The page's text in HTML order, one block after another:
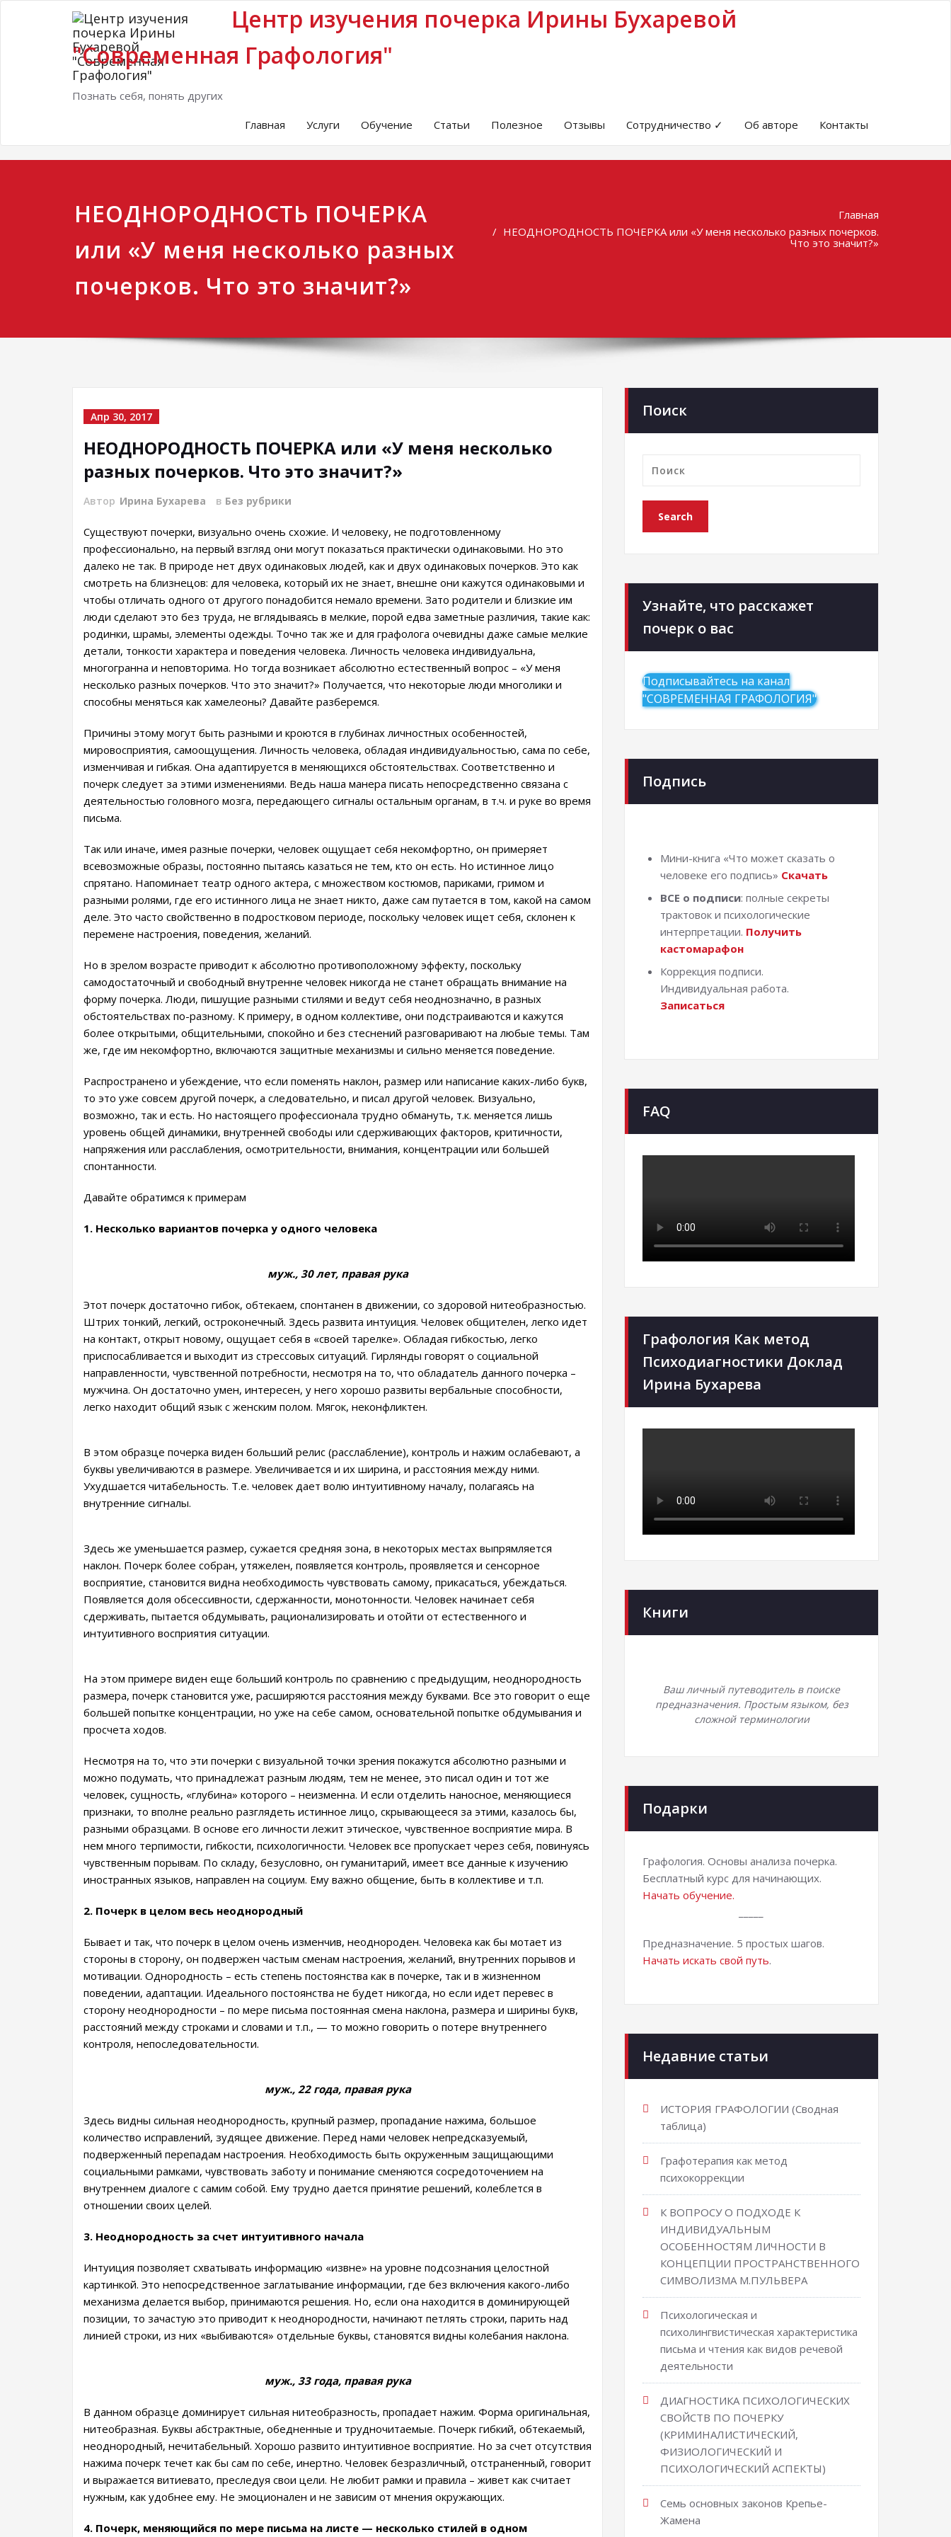
Центр изучения почерка Ирины Бухаревой
"Современная Графология"
Познать себя, понять других
Главная Услуги Обучение Статьи Полезное Отзывы Сотрудничество ✓ Об авторе Контакты
НЕОДНОРОДНОСТЬ ПОЧЕРКА
или «У меня несколько разных
почерков. Что это значит?»
Главная
НЕОДНОРОДНОСТЬ ПОЧЕРКА или «У меня несколько разных почерков.
Что это значит?»
Апр 30, 2017
НЕОДНОРОДНОСТЬ ПОЧЕРКА или «У меня несколько
разных почерков. Что это значит?»
Автор Ирина Бухарева в Без рубрики
Существуют почерки, визуально очень схожие. И человеку, не подготовленному
профессионально, на первый взгляд они могут показаться практически одинаковыми. Но это
далеко не так. В природе нет двух одинаковых людей, как и двух одинаковых почерков. Это как
смотреть на близнецов: для человека, который их не знает, внешне они кажутся одинаковыми и
чтобы отличать одного от другого понадобится немало времени. Зато родители и близкие им
люди сделают это без труда, не вглядываясь в мелкие, порой едва заметные различия, такие как:
родинки, шрамы, элементы одежды. Точно так же и для графолога очевидны даже самые мелкие
детали, тонкости характера и поведения человека. Личность человека индивидуальна,
многогранна и неповторима. Но тогда возникает абсолютно естественный вопрос – «У меня
несколько разных почерков. Что это значит?» Получается, что некоторые люди многолики и
способны меняться как хамелеоны? Давайте разберемся.
Причины этому могут быть разными и кроются в глубинах личностных особенностей,
мировосприятия, самоощущения. Личность человека, обладая индивидуальностью, сама по себе,
изменчивая и гибкая. Она адаптируется в меняющихся обстоятельствах. Соответственно и
почерк следует за этими изменениями. Ведь наша манера писать непосредственно связана с
деятельностью головного мозга, передающего сигналы остальным органам, в т.ч. и руке во время
письма.
Так или иначе, имея разные почерки, человек ощущает себя некомфортно, он примеряет
всевозможные образы, постоянно пытаясь казаться не тем, кто он есть. Но истинное лицо
спрятано. Напоминает театр одного актера, с множеством костюмов, париками, гримом и
разными ролями, где его истинного лица не знает никто, даже сам путается в том, какой на самом
деле. Это часто свойственно в подростковом периоде, поскольку человек ищет себя, склонен к
перемене настроения, поведения, желаний.
Но в зрелом возрасте приводит к абсолютно противоположному эффекту, поскольку
самодостаточный и свободный внутренне человек никогда не станет обращать внимание на
форму почерка. Люди, пишущие разными стилями и ведут себя неоднозначно, в разных
обстоятельствах по-разному. К примеру, в одном коллективе, они подстраиваются и кажутся
более открытыми, общительными, спокойно и без стеснений разговаривают на любые темы. Там
же, где им некомфортно, включаются защитные механизмы и сильно меняется поведение.
Распространено и убеждение, что если поменять наклон, размер или написание каких-либо букв,
то это уже совсем другой почерк, а следовательно, и писал другой человек. Визуально,
возможно, так и есть. Но настоящего профессионала трудно обмануть, т.к. меняется лишь
уровень общей динамики, внутренней свободы или сдерживающих факторов, критичности,
напряжения или расслабления, осмотрительности, внимания, концентрации или большей
спонтанности.
Давайте обратимся к примерам
1. Несколько вариантов почерка у одного человека
муж., 30 лет, правая рука
Этот почерк достаточно гибок, обтекаем, спонтанен в движении, со здоровой нитеобразностью.
Штрих тонкий, легкий, остроконечный. Здесь развита интуиция. Человек общителен, легко идет
на контакт, открыт новому, ощущает себя в «своей тарелке». Обладая гибкостью, легко
приспосабливается и выходит из стрессовых ситуаций. Гирлянды говорят о социальной
направленности, чувственной потребности, несмотря на то, что обладатель данного почерка –
мужчина. Он достаточно умен, интересен, у него хорошо развиты вербальные способности,
легко находит общий язык с женским полом. Мягок, неконфликтен.
В этом образце почерка виден больший релис (расслабление), контроль и нажим ослабевают, а
буквы увеличиваются в размере. Увеличивается и их ширина, и расстояния между ними.
Ухудшается читабельность. Т.е. человек дает волю интуитивному началу, полагаясь на
внутренние сигналы.
Здесь же уменьшается размер, сужается средняя зона, в некоторых местах выпрямляется
наклон. Почерк более собран, утяжелен, появляется контроль, проявляется и сенсорное
восприятие, становится видна необходимость чувствовать самому, прикасаться, убеждаться.
Появляется доля обсессивности, сдержанности, монотонности. Человек начинает себя
сдерживать, пытается обдумывать, рационализировать и отойти от естественного и
интуитивного восприятия ситуации.
На этом примере виден еще больший контроль по сравнению с предыдущим, неоднородность
размера, почерк становится уже, расширяются расстояния между буквами. Все это говорит о еще
большей попытке концентрации, но уже на себе самом, основательной попытке обдумывания и
просчета ходов.
Несмотря на то, что эти почерки с визуальной точки зрения покажутся абсолютно разными и
можно подумать, что принадлежат разным людям, тем не менее, это писал один и тот же
человек, сущность, «глубина» которого – неизменна. И если отделить наносное, меняющиеся
признаки, то вполне реально разглядеть истинное лицо, скрывающееся за этими, казалось бы,
разными образцами. В основе его личности лежит этическое, чувственное восприятие мира. В
нем много терпимости, гибкости, психологичности. Человек все пропускает через себя, повинуясь
чувственным порывам. По складу, безусловно, он гуманитарий, имеет все данные к изучению
иностранных языков, направлен на социум. Ему важно общение, быть в коллективе и т.п.
2. Почерк в целом весь неоднородный
Бывает и так, что почерк в целом очень изменчив, неоднороден. Человека как бы мотает из
стороны в сторону, он подвержен частым сменам настроения, желаний, внутренних порывов и
мотивации. Однородность – есть степень постоянства как в почерке, так и в жизненном
поведении, адаптации. Идеального постоянства не будет никогда, но если идет перевес в
сторону неоднородности – по мере письма постоянная смена наклона, размера и ширины букв,
расстояний между строками и словами и т.п., — то можно говорить о потере внутреннего
контроля, непоследовательности.
муж., 22 года, правая рука
Здесь видны сильная неоднородность, крупный размер, пропадание нажима, большое
количество исправлений, зудящее движение. Перед нами человек непредсказуемый,
подверженный перепадам настроения. Необходимость быть окруженным защищающими
социальными рамками, чувствовать заботу и понимание сменяются сосредоточением на
внутреннем диалоге с самим собой. Ему трудно дается принятие решений, колеблется в
отношении своих целей.
3. Неоднородность за счет интуитивного начала
Интуиция позволяет схватывать информацию «извне» на уровне подсознания целостной
картинкой. Это непосредственное заглатывание информации, где без включения какого-либо
механизма делается выбор, принимаются решения. Но, если она находится в доминирующей
позиции, то зачастую это приводит к неоднородности, начинают петлять строки, парить над
линией строки, из них «выбиваются» отдельные буквы, становятся видны колебания наклона.
муж., 33 года, правая рука
В данном образце доминирует сильная нитеобразность, пропадает нажим. Форма оригинальная,
нитеобразная. Буквы абстрактные, обедненные и трудночитаемые. Почерк гибкий, обтекаемый,
неоднородный, нечитабельный. Хорошо развито интуитивное восприятие. Но за счет отсутствия
нажима почерк течет как бы сам по себе, инертно. Человек безразличный, отстраненный, говорит
и выражается витиевато, преследуя свои цели. Не любит рамки и правила – живет как считает
нужным, как удобнее ему. Не эмоционален и не зависим от мнения окружающих.
4. Почерк, меняющийся по мере письма на листе — несколько стилей в одном
Поиск
Узнайте, что расскажет
почерк о вас
Подписывайтесь на канал
"СОВРЕМЕННАЯ ГРАФОЛОГИЯ"
Подпись
Мини-книга «Что может сказать о
человеке его подпись» Скачать
ВСЕ о подписи: полные секреты
трактовок и психологические
интерпретации. Получить
кастомарафон
Коррекция подписи.
Индивидуальная работа.
Записаться
FAQ
Графология Как метод
Психодиагностики Доклад
Ирина Бухарева
Книги
Ваш личный путеводитель в поиске
предназначения. Простым языком, без
сложной терминологии
Подарки
Графология. Основы анализа почерка.
Бесплатный курс для начинающих.
Начать обучение.
Предназначение. 5 простых шагов.
Начать искать свой путь.
Недавние статьи
ИСТОРИЯ ГРАФОЛОГИИ (Сводная
таблица)
Графотерапия как метод
психокоррекции
К ВОПРОСУ О ПОДХОДЕ К
ИНДИВИДУАЛЬНЫМ
ОСОБЕННОСТЯМ ЛИЧНОСТИ В
КОНЦЕПЦИИ ПРОСТРАНСТВЕННОГО
СИМВОЛИЗМА М.ПУЛЬВЕРА
Психологическая и
психолингвистическая характеристика
письма и чтения как видов речевой
деятельности
ДИАГНОСТИКА ПСИХОЛОГИЧЕСКИХ
СВОЙСТВ ПО ПОЧЕРКУ
(КРИМИНАЛИСТИЧЕСКИЙ,
ФИЗИОЛОГИЧЕСКИЙ И
ПСИХОЛОГИЧЕСКИЙ АСПЕКТЫ)
Семь основных законов Крепье-
Жамена